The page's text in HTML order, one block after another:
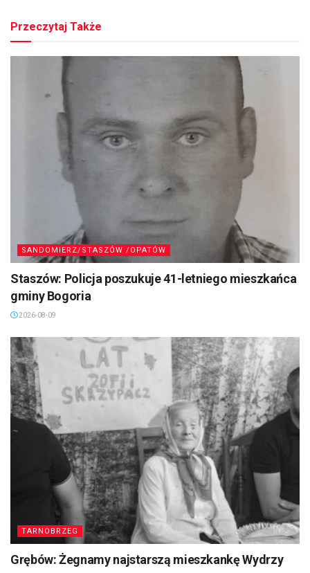
Przeczytaj Także
SANDOMIERZ/STASZÓW /OPATÓW
Staszów: Policja poszukuje 41-letniego mieszkańca
gminy Bogoria
2026-08-09
TARNOBRZEG
Grębów: Żegnamy najstarszą mieszkankę Wydrzy